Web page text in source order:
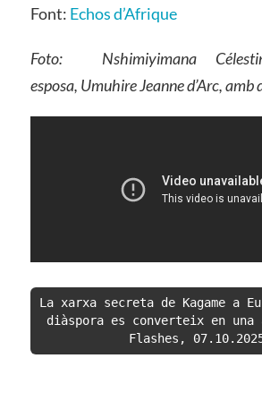
Font: Echos d’Afrique
Foto:
Nshimiyimana
esposa, Umuhire Jeanne d’Arc, amb
La xarxa secreta de Kagame a
diàspora es converteix en una
Flashes,